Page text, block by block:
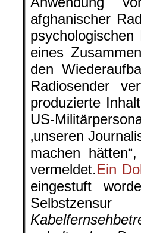
afghanischer
eines
den
Radiosender
produzierte
US-
‚unseren
machen
vermeldet.Ein
eingestuft